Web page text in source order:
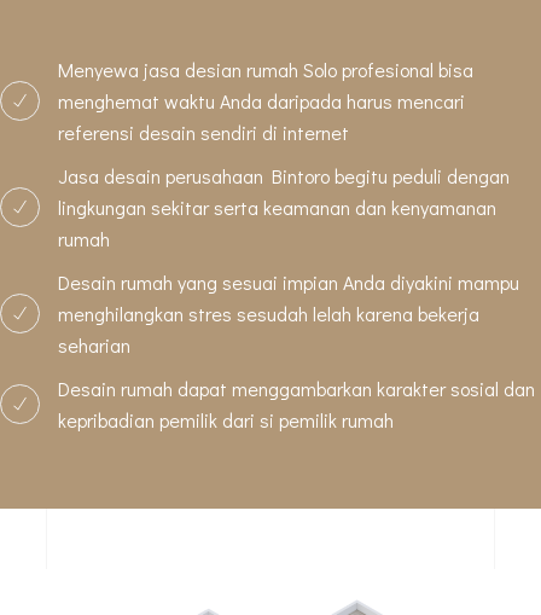
Menyewa jasa desian rumah Solo profesional bisa
menghemat waktu Anda daripada harus mencari
referensi desain sendiri di internet
Jasa desain perusahaan Bintoro begitu peduli dengan
lingkungan sekitar serta keamanan dan kenyamanan
rumah
Desain rumah yang sesuai impian Anda diyakini mampu
menghilangkan stres sesudah lelah karena bekerja
seharian
Desain rumah dapat menggambarkan karakter sosial dan
kepribadian pemilik dari si pemilik rumah